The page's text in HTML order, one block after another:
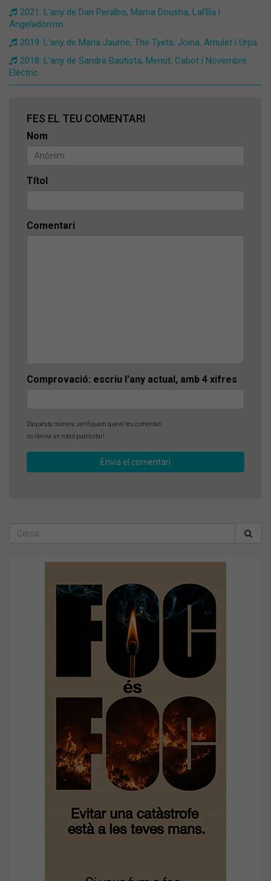
2021: L'any de Dan Peralbo, Mama Dousha, Lal'Ba i
Angeladorrrm
2019: L'any de Maria Jaume, The Tyets, Joina, Amulet i Urpa
2018: L'any de Sandra Bautista, Menut, Cabot i Novembre
Elèctric
FES EL TEU COMENTARI
Nom
Títol
Comentari
Comprovació: escriu l'any actual, amb 4 xifres
D'aquesta manera, verifiquem que el teu comentari
no l'envia un robot publicitari.